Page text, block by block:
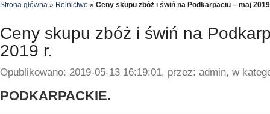
Strona główna » Rolnictwo » Ceny skupu zbóż i świń na Podkarpaciu – maj
Ceny skupu zbóż i świń na
2019 r.
Opublikowano: 2019-05-13 16:19:01, przez: admin, w
PODKARPACKIE.